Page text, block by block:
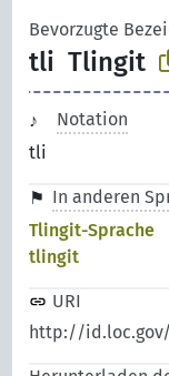
Bevorzugte
tli Tlingit
Notation
tli
In anderen
Tlingit-Sprache
tlingit
URI
http://